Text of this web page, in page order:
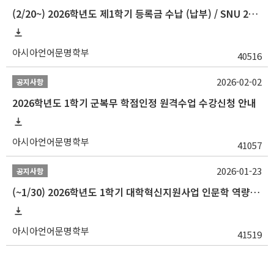
(2/20~) 2026학년도 제1학기 등록금 수납 (납부) / SNU 26-1 Tuition fee payment notice
아시아언어문명학부 40516
공지사항
2026학년도 1학기 군복무 학점인정 원격수업 수강신청 안내
아시아언어문명학부 41057
2026-02-02
공지사항
(~1/30) 2026학년도 1학기 대학혁신지원사업 인문학 역량강화 학업지원금 지원 선발 안내(학·석·박사)
아시아언어문명학부 41519
2026-01-23